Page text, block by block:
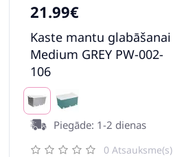
21.99€
Kaste mantu glabāšanai
Medium GREY PW-002-
106
Piegāde: 1-2 dienas
0 Atsauksme(s)